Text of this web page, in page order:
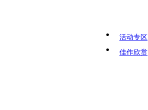
活动专区
佳作欣赏